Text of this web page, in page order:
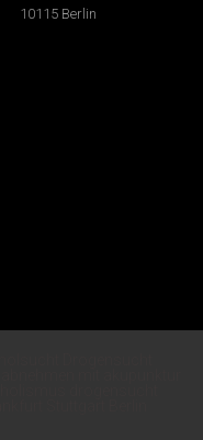
10115 Berlin